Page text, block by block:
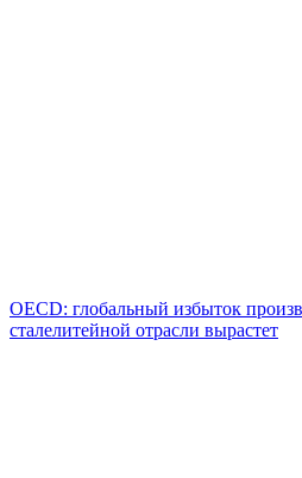
OECD: глобальный избыток
сталелитейной отрасли вырастет